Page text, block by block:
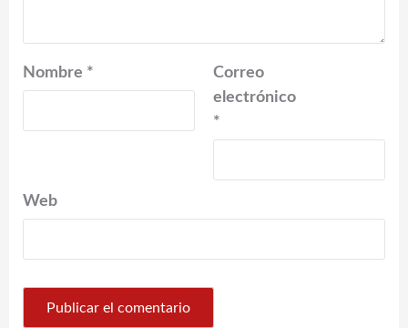
Nombre *
Correo
electrónico
*
Web